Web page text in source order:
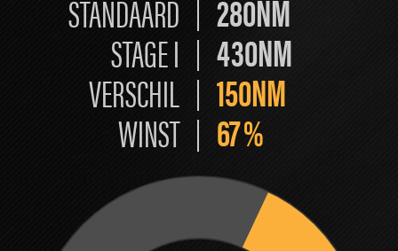
STANDAARD 280NM
STAGE I 430NM
VERSCHIL 150NM
WINST 67%